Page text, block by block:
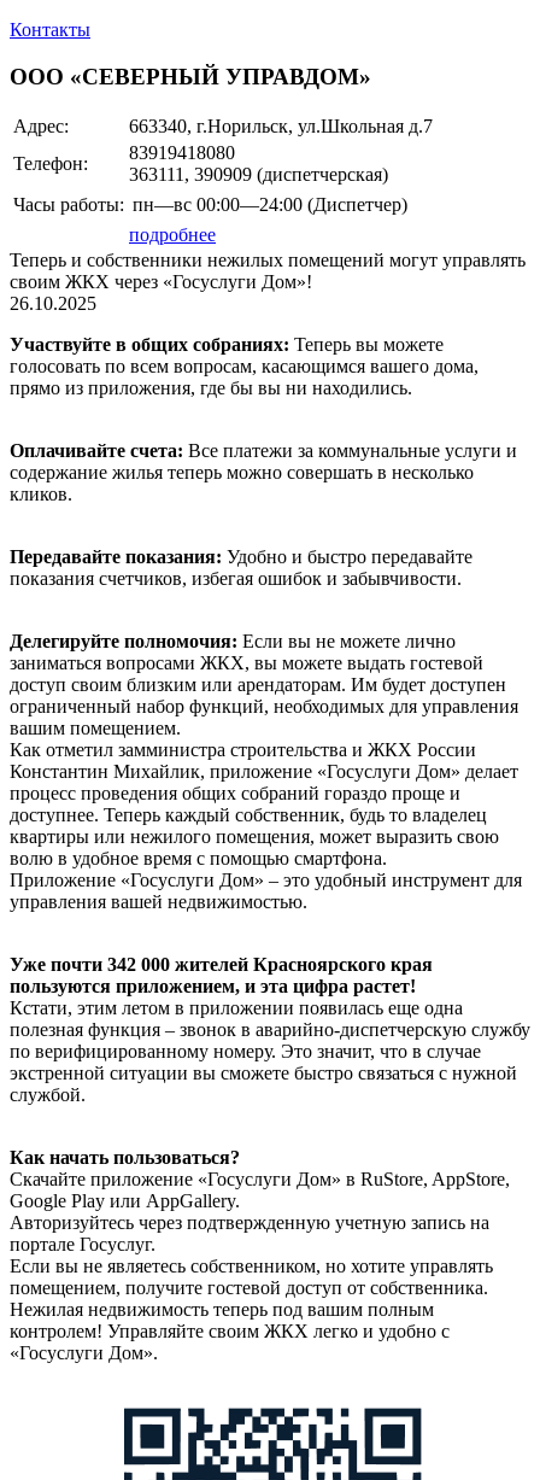
Контакты
ООО «СЕВЕРНЫЙ УПРАВДОМ»
Адрес:
663340, г.Норильск, ул.Школьная д.7
Телефон:
83919418080
363111, 390909 (диспетчерская)
Часы работы: пн—вс 00:00—24:00 (Диспетчер)
подробнее
Теперь и собственники нежилых помещений могут управлять
своим ЖКХ через «Госуслуги Дом»!
26.10.2025
Участвуйте в общих собраниях: Теперь вы можете
голосовать по всем вопросам, касающимся вашего дома,
прямо из приложения, где бы вы ни находились.
Оплачивайте счета: Все платежи за коммунальные услуги и
содержание жилья теперь можно совершать в несколько
кликов.
Передавайте показания: Удобно и быстро передавайте
показания счетчиков, избегая ошибок и забывчивости.
Делегируйте полномочия: Если вы не можете лично
заниматься вопросами ЖКХ, вы можете выдать гостевой
доступ своим близким или арендаторам. Им будет доступен
ограниченный набор функций, необходимых для управления
вашим помещением.
Как отметил замминистра строительства и ЖКХ России
Константин Михайлик, приложение «Госуслуги Дом» делает
процесс проведения общих собраний гораздо проще и
доступнее. Теперь каждый собственник, будь то владелец
квартиры или нежилого помещения, может выразить свою
волю в удобное время с помощью смартфона.
Приложение «Госуслуги Дом» – это удобный инструмент для
управления вашей недвижимостью.
Уже почти 342 000 жителей Красноярского края
пользуются приложением, и эта цифра растет!
Кстати, этим летом в приложении появилась еще одна
полезная функция – звонок в аварийно-диспетчерскую службу
по верифицированному номеру. Это значит, что в случае
экстренной ситуации вы сможете быстро связаться с нужной
службой.
Как начать пользоваться?
Скачайте приложение «Госуслуги Дом» в RuStore, AppStore,
Google Play или AppGallery.
Авторизуйтесь через подтвержденную учетную запись на
портале Госуслуг.
Если вы не являетесь собственником, но хотите управлять
помещением, получите гостевой доступ от собственника.
Нежилая недвижимость теперь под вашим полным
контролем! Управляйте своим ЖКХ легко и удобно с
«Госуслуги Дом».